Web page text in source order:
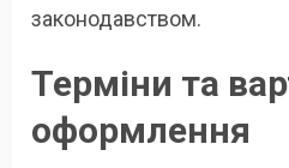
законодавством.
Терміни та
оформлення